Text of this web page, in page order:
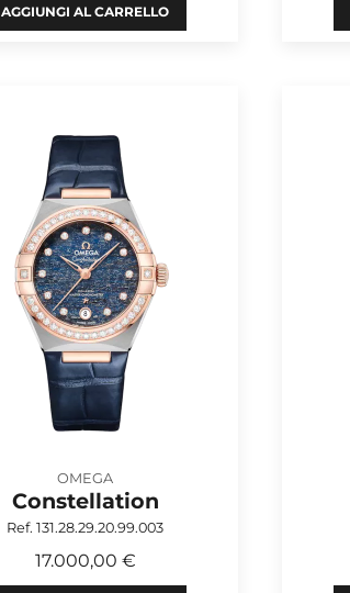
AGGIUNGI AL CARRELLO
OMEGA
Constellation
Ref. 131.28.29.20.99.003
17.000,00 €